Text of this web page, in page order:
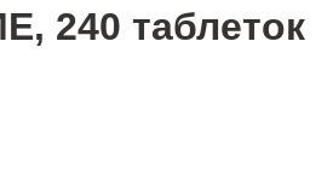
240 таблеток